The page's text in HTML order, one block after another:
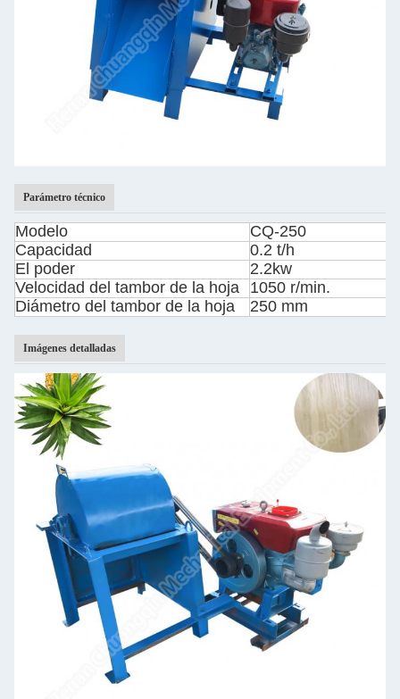
Parámetro técnico
Modelo
CQ-250
Capacidad
0.2 t/h
El poder
2.2kw
Velocidad del tambor de la hoja
1050 r/min.
Diámetro del tambor de la hoja
250 mm
Imágenes detalladas